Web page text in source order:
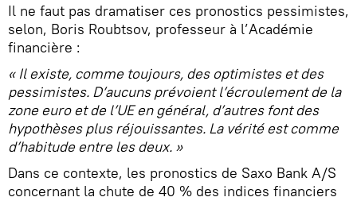
Il ne faut pas dramatiser ces pronostics pessimistes,
selon, Boris Roubtsov, professeur à l’Académie
financière :
« Il existe, comme toujours, des optimistes et des
pessimistes. D’aucuns prévoient l’écroulement de la
zone euro et de l’UE en général, d’autres font des
hypothèses plus réjouissantes. La vérité est comme
d’habitude entre les deux. »
Dans ce contexte, les pronostics de Saxo Bank A/S
concernant la chute de 40 % des indices financiers